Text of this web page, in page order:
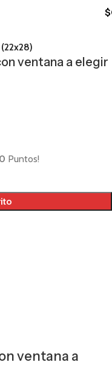
$
ventana a elegir
Puntos!
ventana a